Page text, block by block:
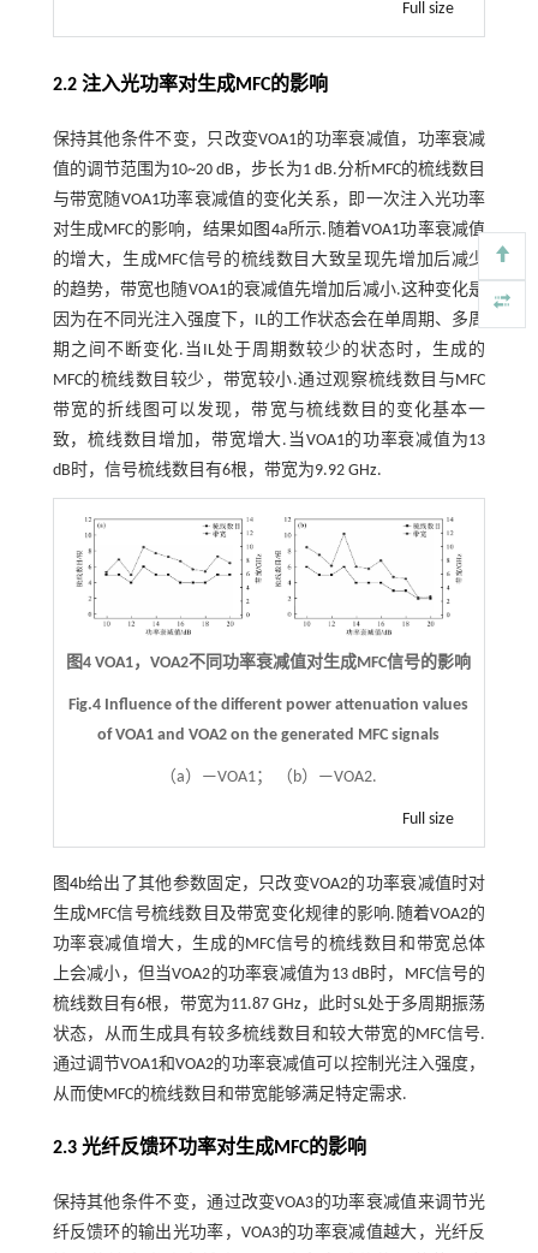
Full size
2.2 注入光功率对生成MFC的影响
保持其他条件不变，只改变VOA1的功率衰减值，功率衰减
值的调节范围为10~20 dB，步长为1 dB.分析MFC的梳线数目
与带宽随VOA1功率衰减值的变化关系，即一次注入光功率
对生成MFC的影响，结果如 图4a所示.随着VOA1功率衰减值
的增大，生成MFC信号的梳线数目大致呈现先增加后减少
的趋势，带宽也随VOA1的衰减值先增加后减小.这种变化是
因为在不同光注入强度下，IL的工作状态会在单周期、多周
期之间不断变化.当IL处于周期数较少的状态时，生成的
MFC的梳线数目较少，带宽较小.通过观察梳线数目与MFC
带宽的折线图可以发现，带宽与梳线数目的变化基本一
致，梳线数目增加，带宽增大.当VOA1的功率衰减值为13
dB时，信号梳线数目有6根，带宽为9.92 GHz.
图4 VOA1，VOA2不同功率衰减值对生成MFC信号的影响
Fig.4 Influence of the different power attenuation values
of VOA1 and VOA2 on the generated MFC signals
（a）—VOA1； （b）—VOA2.
Full size
图4b给出了其他参数固定，只改变VOA2的功率衰减值时对
生成MFC信号梳线数目及带宽变化规律的影响.随着VOA2的
功率衰减值增大，生成的MFC信号的梳线数目和带宽总体
上会减小，但当VOA2的功率衰减值为13 dB时，MFC信号的
梳线数目有6根，带宽为11.87 GHz，此时SL处于多周期振荡
状态，从而生成具有较多梳线数目和较大带宽的MFC信号.
通过调节VOA1和VOA2的功率衰减值可以控制光注入强度，
从而使MFC的梳线数目和带宽能够满足特定需求.
2.3 光纤反馈环功率对生成MFC的影响
保持其他条件不变，通过改变VOA3的功率衰减值来调节光
纤反馈环的输出光功率，VOA3的功率衰减值越大，光纤反